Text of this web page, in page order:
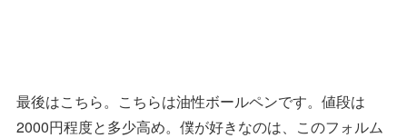
最後はこちら。こちらは油性ボールペンです。値段は
2000円程度と多少高め。僕が好きなのは、このフォルム